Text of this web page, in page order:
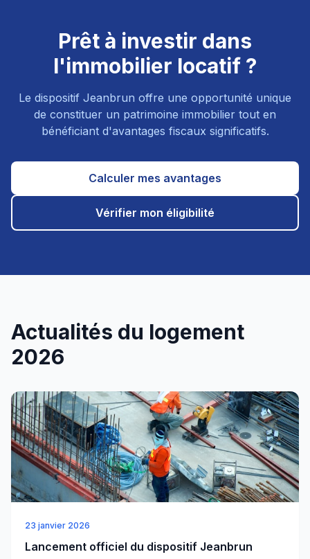
Prêt à investir dans
l'immobilier locatif ?
Le dispositif Jeanbrun offre une opportunité unique
de constituer un patrimoine immobilier tout en
bénéficiant d'avantages fiscaux significatifs.
Calculer mes avantages
Vérifier mon éligibilité
Actualités du logement
2026
23 janvier 2026
Lancement officiel du dispositif Jeanbrun